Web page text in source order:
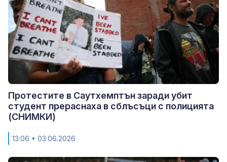
Протестите в Саутхемптън заради убит
студент прераснаха в сблъсъци с полицията
(СНИМКИ)
13:06 • 03.06.2026